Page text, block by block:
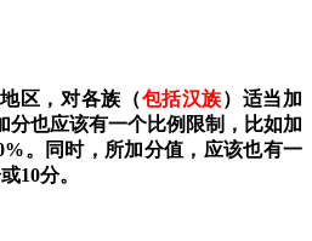
区，对各族（包括汉族）适当加
分也应该有一个比例限制，比如加
。同时，所加分值，应该也有一
10分。